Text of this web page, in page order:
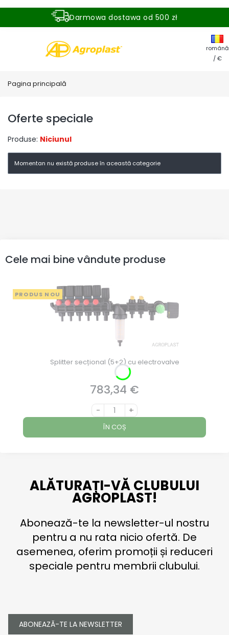
Darmowa dostawa od 500 zł
română
/ €
Pagina principală
Oferte speciale
Produse: Niciunul
Lista produselor
Momentan nu există produse în această categorie
Cele mai bine vândute produse
PRODUS NOU
Splitter secțional (5+2) cu electrovalve
Preț
783,34 €
- +
ÎN COȘ
ALĂTURAȚI-VĂ CLUBULUI
AGROPLAST!
Abonează-te la newsletter-ul nostru
pentru a nu rata nicio ofertă. De
asemenea, oferim promoții și reduceri
speciale pentru membrii clubului.
ABONEAZĂ-TE LA NEWSLETTER